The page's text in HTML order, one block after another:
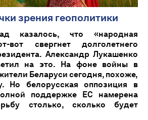
зрения геополитики
казалось, что «народная
вот свергнет долголетнего
Александр Лукашенко
на это. На фоне войны в
Беларуси сегодня, похоже,
Но белорусская оппозиция в
поддержке ЕС намерена
столько, сколько будет